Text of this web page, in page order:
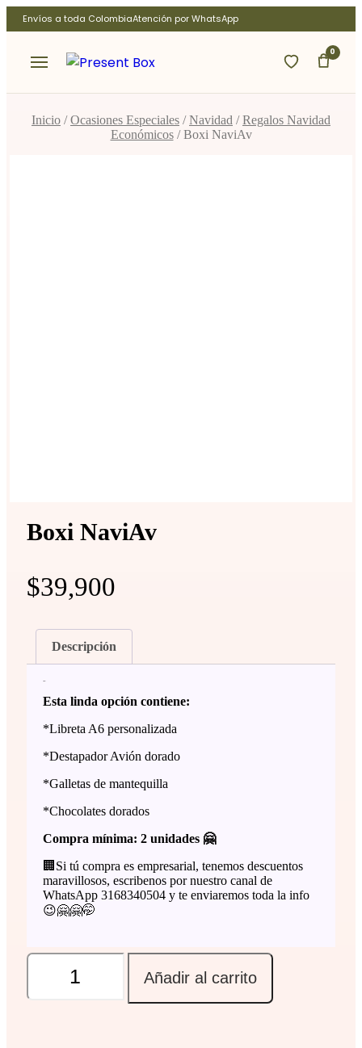
Envíos a toda ColombiaAtención por WhatsApp
0
Inicio /Ocasiones Especiales /Navidad /Regalos Navidad
Económicos/ Boxi NaviAv
Boxi NaviAv
$39,900
Descripción
Esta linda opción contiene:
*Libreta A6 personalizada
*Destapador Avión dorado
*Galletas de mantequilla
*Chocolates dorados
Compra mínima: 2 unidades 🤗
🏢Si tú compra es empresarial, tenemos descuentos
maravillosos, escribenos por nuestro canal de
WhatsApp 3168340504 y te enviaremos toda la info
😉🤗🤗🤭
Boxi
Añadir al carrito